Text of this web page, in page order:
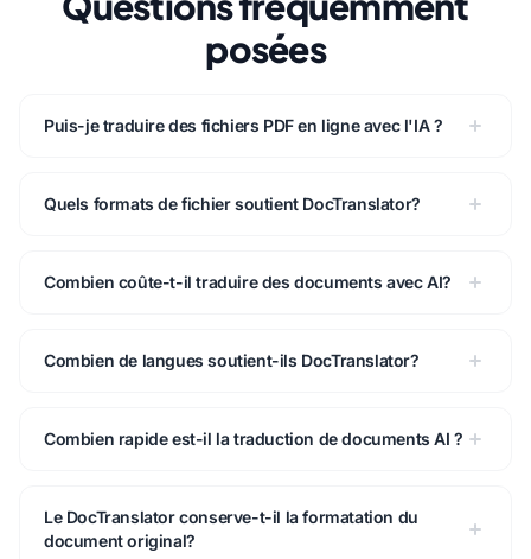
posées
Puis-je traduire des fichiers PDF en ligne avec l'IA ?
Quels formats de fichier soutient DocTranslator?
Combien coûte-t-il traduire des documents avec AI?
Combien de langues soutient-ils DocTranslator?
Combien rapide est-il la traduction de documents AI ?
Le DocTranslator conserve-t-il la formatation du
document original?